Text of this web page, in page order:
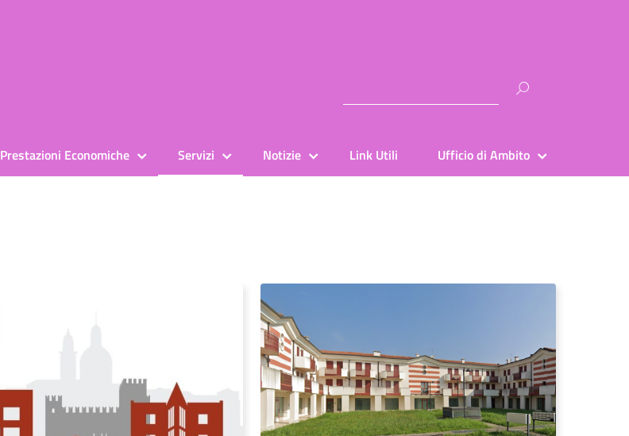
Prestazioni Economiche Servizi Notizie Link Utili Ufficio di Ambito